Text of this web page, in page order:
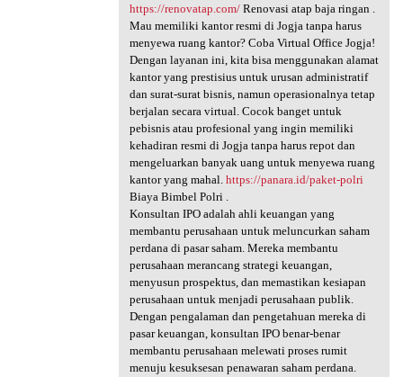
https://renovatap.com/Renovasi atap baja ringan .
Mau memiliki kantor resmi di Jogja tanpa harus
menyewa ruang kantor? Coba Virtual Office Jogja!
Dengan layanan ini, kita bisa menggunakan alamat
kantor yang prestisius untuk urusan administratif
dan surat-surat bisnis, namun operasionalnya tetap
berjalan secara virtual. Cocok banget untuk
pebisnis atau profesional yang ingin memiliki
kehadiran resmi di Jogja tanpa harus repot dan
mengeluarkan banyak uang untuk menyewa ruang
kantor yang mahal. https://panara.id/paket-polri
Biaya Bimbel Polri .
Konsultan IPO adalah ahli keuangan yang
membantu perusahaan untuk meluncurkan saham
perdana di pasar saham. Mereka membantu
perusahaan merancang strategi keuangan,
menyusun prospektus, dan memastikan kesiapan
perusahaan untuk menjadi perusahaan publik.
Dengan pengalaman dan pengetahuan mereka di
pasar keuangan, konsultan IPO benar-benar
membantu perusahaan melewati proses rumit
menuju kesuksesan penawaran saham perdana.